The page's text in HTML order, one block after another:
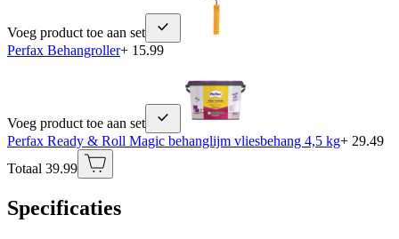
Voeg product toe aan set
Perfax Behangroller+ 15.99
Voeg product toe aan set
Perfax Ready & Roll Magic behanglijm vliesbehang 4,5 kg+ 29.49
Totaal 39.99
Specificaties